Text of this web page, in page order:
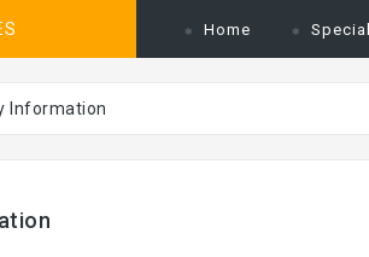
Home
Information